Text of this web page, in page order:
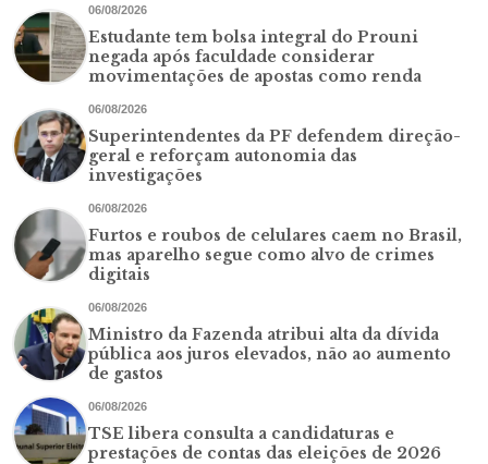
06/08/2026
Estudante tem bolsa integral do Prouni
negada após faculdade considerar
movimentações de apostas como renda
06/08/2026
Superintendentes da PF defendem direção-
geral e reforçam autonomia das
investigações
06/08/2026
Furtos e roubos de celulares caem no Brasil,
mas aparelho segue como alvo de crimes
digitais
06/08/2026
Ministro da Fazenda atribui alta da dívida
pública aos juros elevados, não ao aumento
de gastos
06/08/2026
TSE libera consulta a candidaturas e
prestações de contas das eleições de 2026